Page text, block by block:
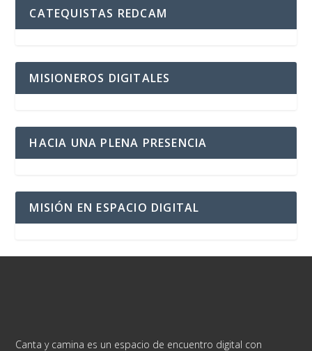
CATEQUISTAS REDCAM
MISIONEROS DIGITALES
HACIA UNA PLENA PRESENCIA
MISIÓN EN ESPACIO DIGITAL
Canta y camina es un espacio de encuentro digital con